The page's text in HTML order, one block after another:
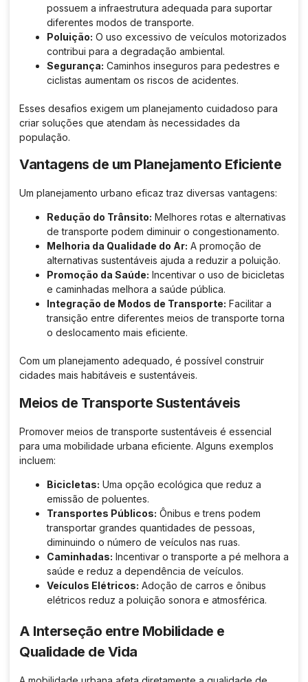
possuem a infraestrutura adequada para suportar
diferentes modos de transporte.
Poluição: O uso excessivo de veículos motorizados
contribui para a degradação ambiental.
Segurança: Caminhos inseguros para pedestres e
ciclistas aumentam os riscos de acidentes.
Esses desafios exigem um planejamento cuidadoso para
criar soluções que atendam às necessidades da
população.
Vantagens de um Planejamento Eficiente
Um planejamento urbano eficaz traz diversas vantagens:
Redução do Trânsito: Melhores rotas e alternativas
de transporte podem diminuir o congestionamento.
Melhoria da Qualidade do Ar: A promoção de
alternativas sustentáveis ajuda a reduzir a poluição.
Promoção da Saúde: Incentivar o uso de bicicletas
e caminhadas melhora a saúde pública.
Integração de Modos de Transporte: Facilitar a
transição entre diferentes meios de transporte torna
o deslocamento mais eficiente.
Com um planejamento adequado, é possível construir
cidades mais habitáveis e sustentáveis.
Meios de Transporte Sustentáveis
Promover meios de transporte sustentáveis é essencial
para uma mobilidade urbana eficiente. Alguns exemplos
incluem:
Bicicletas: Uma opção ecológica que reduz a
emissão de poluentes.
Transportes Públicos: Ônibus e trens podem
transportar grandes quantidades de pessoas,
diminuindo o número de veículos nas ruas.
Caminhadas: Incentivar o transporte a pé melhora a
saúde e reduz a dependência de veículos.
Veículos Elétricos: Adoção de carros e ônibus
elétricos reduz a poluição sonora e atmosférica.
A Interseção entre Mobilidade e
Qualidade de Vida